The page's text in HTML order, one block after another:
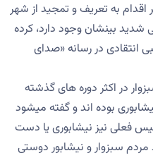
به تعریف و تمجید از شهر
بینشان وجود دارد، کرده
انتقادی در رسانه «صدای
در اکثر دوره های گذشته
بوده اند و گفته میشود
فعلی نیز نیشابوری یا دست
سبزوار و نیشابور دوستی